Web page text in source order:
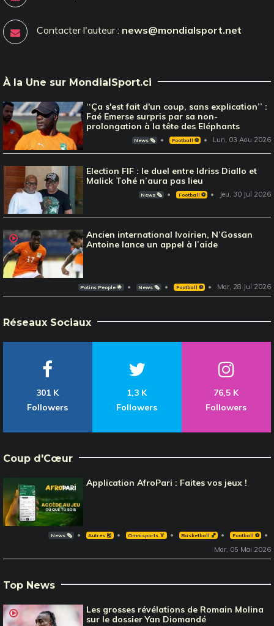
Contacter l'auteur : news@mondialsport.net
À la Une sur MondialSport.ci
‘‘Ça s'est fait d'un coup, sans explication’’ :
Faé Emerse surpris par sa non-
prolongation à la tête des Eléphants
News 🗞️ Football ⚽️ Lun, 03 Aou 2026
Election FIF : le duel entre Idriss Diallo et
Malick Tohé n’aura pas lieu
News 🗞️ Football ⚽️ Jeu, 30 Jul 2026
Ancien international Ivoirien, N’Gossan
Antoine lance un appel à l’aide
Potins People 🌟 News 🗞️ Football ⚽️ Mar, 28 Jul 2026
Réseaux Sociaux
301 K
Followers
1,3 K
Followers
76,5 K
Followers
Coup d'Cœur
Application AfroPari : Faites vos jeux !
News 🗞️ Autres 🎽 Omnisports 🏅 Basketball 🏀 Football ⚽️
Mar, 05 Mai 2026
Top News
Les grosses révélations de Romain Molina
sur le dossier Yan Diomandé